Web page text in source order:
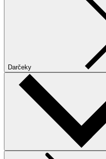
Darčeky